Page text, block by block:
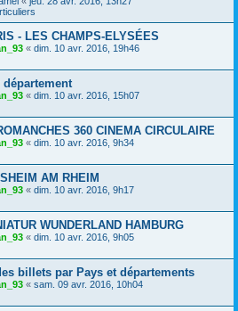
- LES CHAMPS-ELYSÉES
« dim. 10 avr. 2016, 19h46
« dim. 10 avr. 2016, 15h07
360 CINEMA CIRCULAIRE
« dim. 10 avr. 2016, 9h34
AM RHEIM
« dim. 10 avr. 2016, 9h17
WUNDERLAND HAMBURG
« dim. 10 avr. 2016, 9h05
billets par Pays et départements
« sam. 09 avr. 2016, 10h04